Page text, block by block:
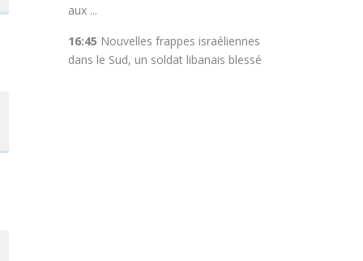
aux ...
16:45 Nouvelles frappes israéliennes
dans le Sud, un soldat libanais blessé